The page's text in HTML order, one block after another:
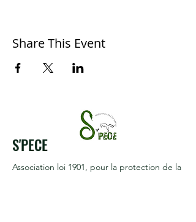
Share This Event
S'PECE
Association loi 1901, pour la protection de la